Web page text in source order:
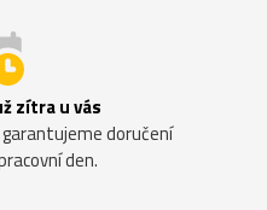
zítra u vás
doručení
den.